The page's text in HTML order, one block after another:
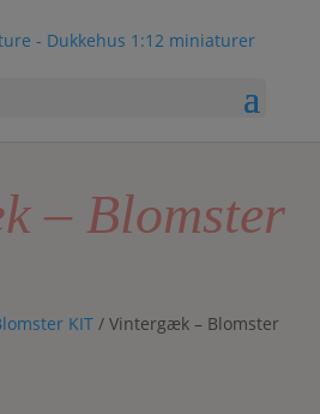
– Blomster
KIT / Vintergæk – Blomster